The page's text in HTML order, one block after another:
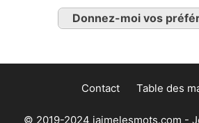
Donnez-moi vos
Contact Table des
© 2019-2024 jaimelesmots.com -